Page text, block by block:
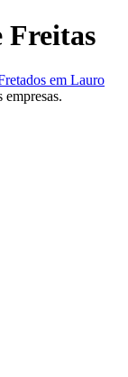
Freitas
em Lauro
empresas.